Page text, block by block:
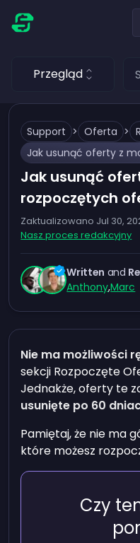
Przegląd
Support > Oferta >
Jak usunąć
rozpoczętych
Zaktualizowano Jul 30,
Nasz proces redakcyjny
Written and
Anthony,Marc
Nie ma możliwości
sekcji Rozpoczęte
Jednakże, oferty te
usunięte po 60
Pamiętaj, że nie ma
które możesz
Czy